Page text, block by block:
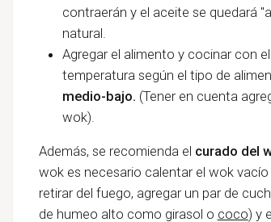
contraerán y el aceite se quedará
natural.
Agregar el alimento y cocinar con
temperatura según el tipo de
medio-bajo. (Tener en cuenta
wok).
Además, se recomienda el curado del
wok es necesario calentar el wok
retirar del fuego, agregar un par de
de humeo alto como girasol o coco) y